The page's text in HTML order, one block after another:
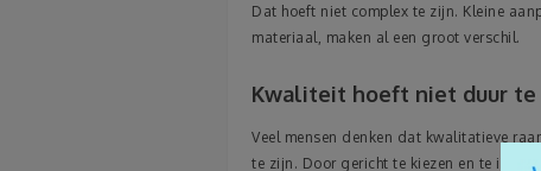
Dat hoeft niet complex te zijn. Kleine
materiaal, maken al een groot verschil.
Kwaliteit hoeft niet duur te
Veel mensen denken dat kwalitatieve
te zijn. Door gericht te kiezen en te